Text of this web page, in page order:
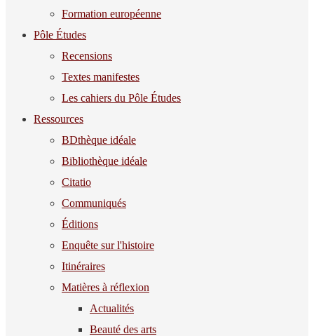
Formation européenne
Pôle Études
Recensions
Textes manifestes
Les cahiers du Pôle Études
Ressources
BDthèque idéale
Bibliothèque idéale
Citatio
Communiqués
Éditions
Enquête sur l'histoire
Itinéraires
Matières à réflexion
Actualités
Beauté des arts